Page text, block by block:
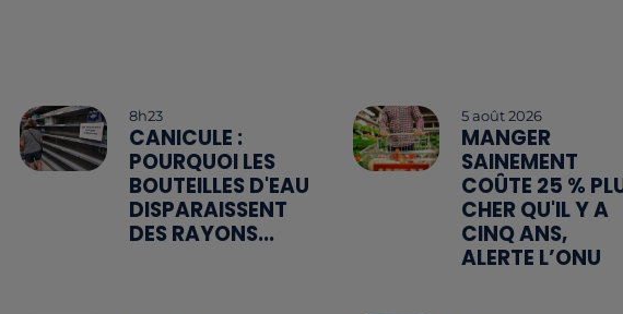
8h23
CANICULE :
POURQUOI LES
BOUTEILLES D'EAU
DISPARAISSENT
DES RAYONS...
5 août 2026
MANGER
SAINEMENT
COÛTE 25 %
CHER QU'IL Y A
CINQ ANS,
ALERTE L’ONU